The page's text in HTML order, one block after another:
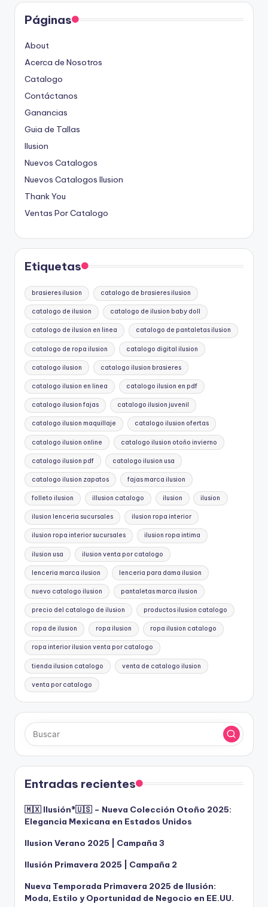
Páginas
About
Acerca de Nosotros
Catalogo
Contáctanos
Ganancias
Guia de Tallas
Ilusion
Nuevos Catalogos
Nuevos Catalogos Ilusion
Thank You
Ventas Por Catalogo
Etiquetas
brasieres ilusion catalogo de brasieres ilusion
catalogo de ilusion catalogo de ilusion baby doll
catalogo de ilusion en linea catalogo de pantaletas ilusion
catalogo de ropa ilusion catalogo digital ilusion
catalogo ilusion catalogo ilusion brasieres
catalogo ilusion en linea catalogo ilusion en pdf
catalogo ilusion fajas catalogo ilusion juvenil
catalogo ilusion maquillaje catalogo ilusion ofertas
catalogo ilusion online catalogo ilusion otoño invierno
catalogo ilusion pdf catalogo ilusion usa
catalogo ilusion zapatos fajas marca ilusion
folleto ilusion illusion catalogo ilusion ilusion
ilusion lenceria sucursales ilusion ropa interior
ilusion ropa interior sucursales ilusion ropa intima
ilusion usa ilusion venta por catalogo
lenceria marca ilusion lenceria para dama ilusion
nuevo catalogo ilusion pantaletas marca ilusion
precio del catalogo de ilusion productos ilusion catalogo
ropa de ilusion ropa ilusion ropa ilusion catalogo
ropa interior ilusion venta por catalogo
tienda ilusion catalogo venta de catalogo ilusion
venta por catalogo
Entradas recientes
🇲🇽 Ilusión®️🇺🇸 – Nueva Colección Otoño 2025:
Elegancia Mexicana en Estados Unidos
Ilusion Verano 2025 | Campaña 3
Ilusión Primavera 2025 | Campaña 2
Nueva Temporada Primavera 2025 de Ilusión:
Moda, Estilo y Oportunidad de Negocio en EE.UU.